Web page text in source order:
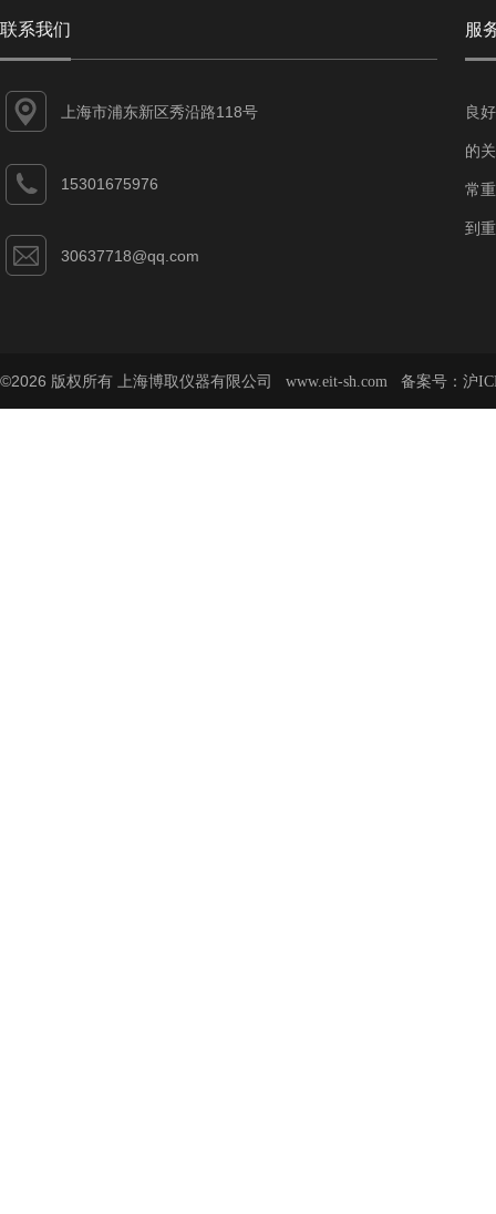
联系我们
上海市浦东新区秀沿路118号
15301675976
30637718@qq.com
服
良
的
常
到
©2026 版权所有 上海博取仪器有限公司 www.eit-sh.com 备案号： 沪